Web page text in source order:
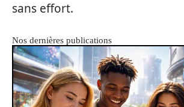
sans effort.
Nos dernières publications